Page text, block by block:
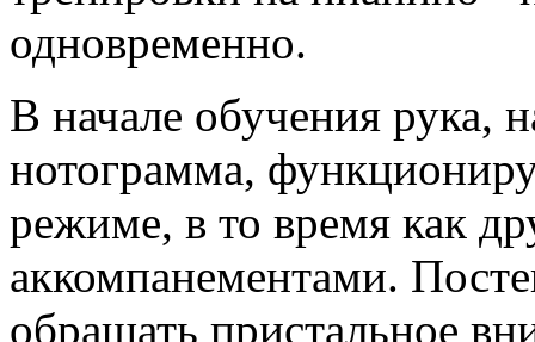
одновременно.
В начале обучения рука,
нотограмма,
режиме, в то время как
аккомпанементами.
обращать пристальное